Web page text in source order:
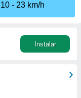
10
23 km/h
Instalar